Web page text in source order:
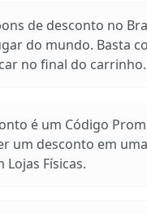
de desconto no
do mundo. Basta
no final do carrinho.
é um Código
um desconto em
Lojas Físicas.